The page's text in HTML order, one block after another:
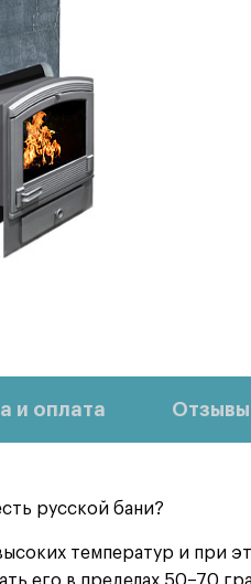
и оплата Отзывы
русской бани?
температур и при